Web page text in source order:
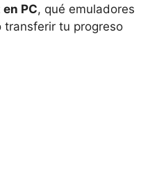
PC, qué emuladores
transferir tu progreso